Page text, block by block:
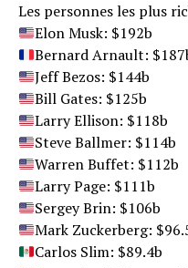
Les personnes les plus
Elon Musk: $192b
Bernard Arnault:
Jeff Bezos: $144b
Bill Gates: $125b
Larry Ellison: $118b
Steve Ballmer: $114b
Warren Buffet: $112b
Larry Page: $111b
Sergey Brin: $106b
Mark Zuckerberg:
Carlos Slim: $89.4b